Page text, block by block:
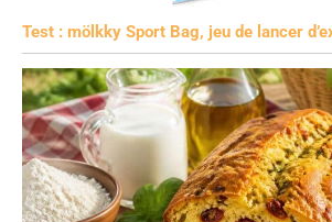
Test : mölkky Sport Bag, jeu de lancer